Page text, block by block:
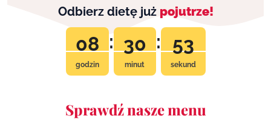
Odbierz dietę już pojutrze!
08
godzin
: 30
minut
: 52
sekund
Sprawdź nasze menu